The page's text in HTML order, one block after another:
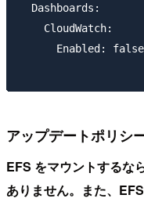
  Dashboards:
    CloudWatch:
      Enabled: false
アップデートポリシ
EFS をマウントするな
ありません。また、